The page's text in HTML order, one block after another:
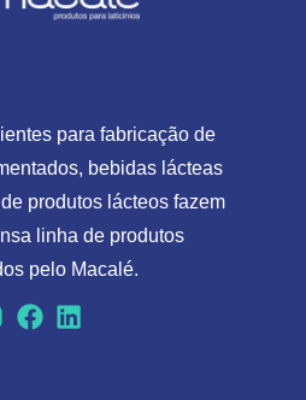
para fabricação de
bebidas lácteas
produtos lácteos fazem
linha de produtos
pelo Macalé.